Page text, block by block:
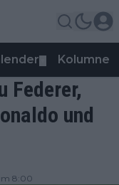
Kolumnen
Federer,
und
8:00